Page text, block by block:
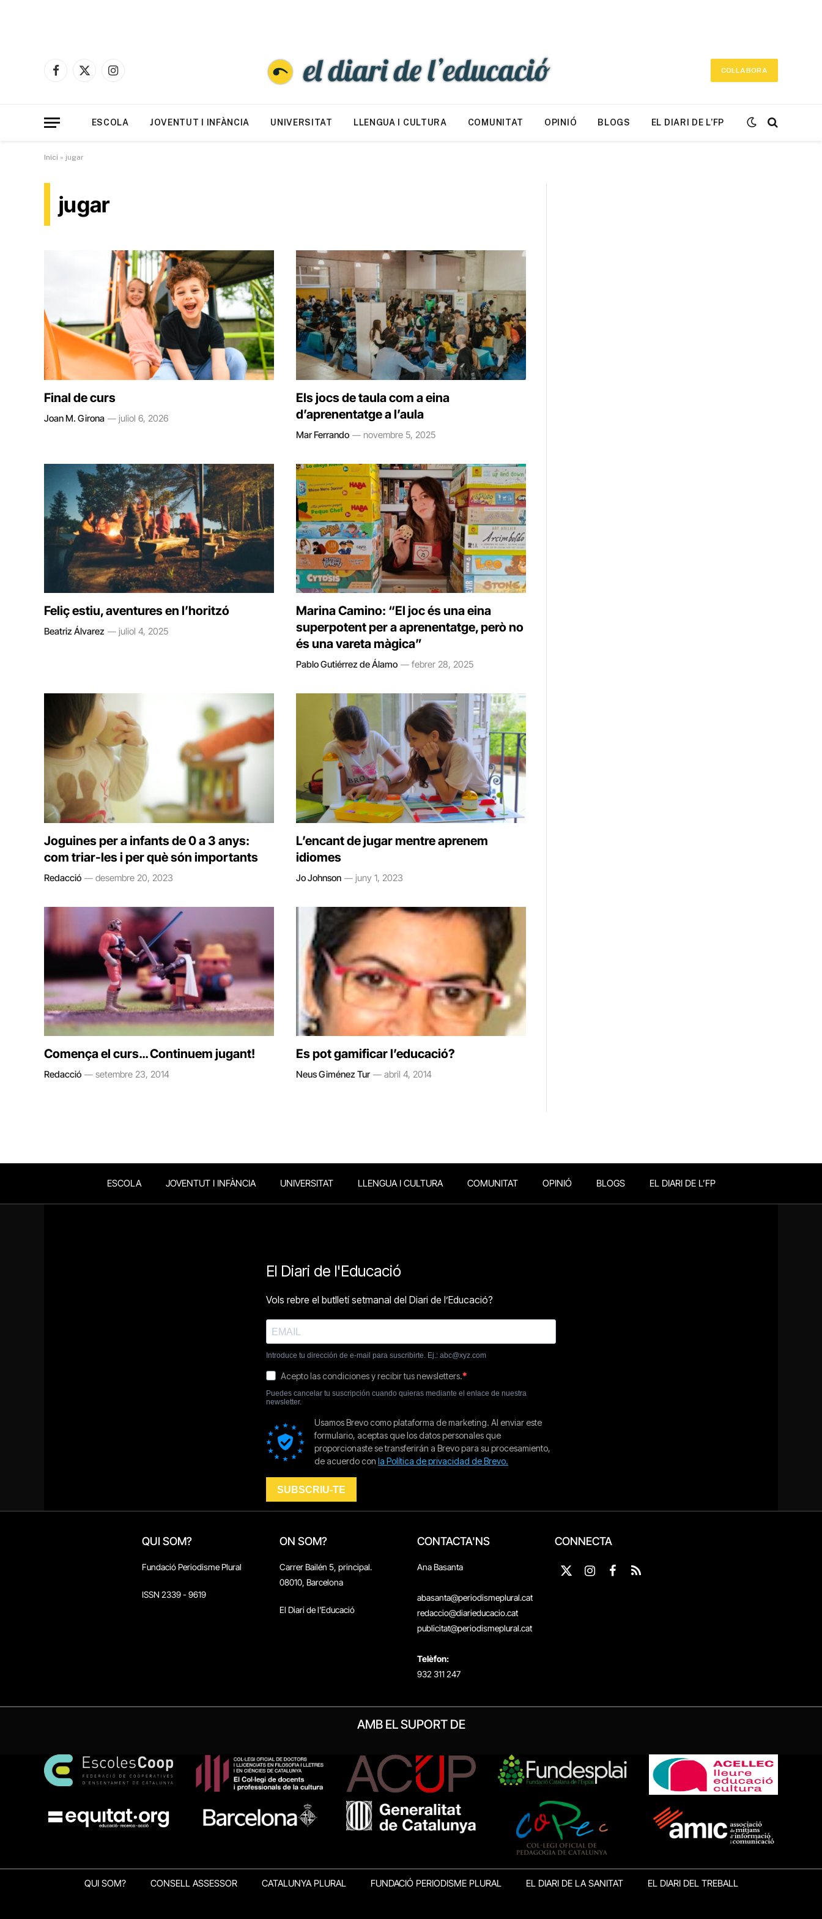
Facebook
X
Instagram
COL·LABORA
ESCOLA JOVENTUT I INFÀNCIA UNIVERSITAT LLENGUA I CULTURA COMUNITAT OPINIÓ BLOGS EL DIARI DE L’FP
Inici » jugar
jugar
Final de curs
Joan M. Girona juliol 6, 2026
Els jocs de taula com a eina
d’aprenentatge a l’aula
Mar Ferrando novembre 5, 2025
Feliç estiu, aventures en l’horitzó
Beatriz Álvarez juliol 4, 2025
Marina Camino: “El joc és una eina
superpotent per a aprenentatge, però no
és una vareta màgica”
Pablo Gutiérrez de Álamo febrer 28, 2025
Joguines per a infants de 0 a 3 anys:
com triar-les i per què són importants
Redacció desembre 20, 2023
L’encant de jugar mentre aprenem
idiomes
Jo Johnson juny 1, 2023
Comença el curs… Continuem jugant!
Redacció setembre 23, 2014
Es pot gamificar l’educació?
Neus Giménez Tur abril 4, 2014
ESCOLA JOVENTUT I INFÀNCIA UNIVERSITAT LLENGUA I CULTURA COMUNITAT OPINIÓ BLOGS EL DIARI DE L’FP
QUI SOM?
Fundació Periodisme Plural
ISSN 2339 - 9619
ON SOM?
Carrer Bailén 5, principal.
08010, Barcelona
El Diari de l'Educació
CONTACTA'NS
Ana Basanta
abasanta@periodismeplural.cat
redaccio@diarieducacio.cat
publicitat@periodismeplural.cat
Telèfon:
932 311 247
CONNECTA
X
Instagram
Facebook
RSS
AMB EL SUPORT DE
QUI SOM? CONSELL ASSESSOR CATALUNYA PLURAL FUNDACIÓ PERIODISME PLURAL EL DIARI DE LA SANITAT EL DIARI DEL TREBALL